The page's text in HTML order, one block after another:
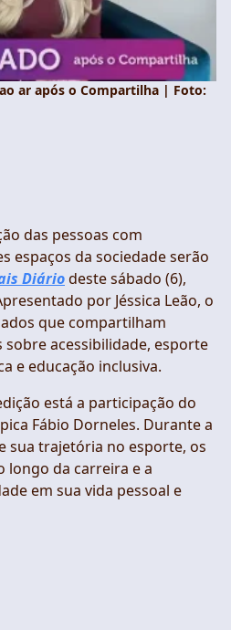
ar após o Compartilha | Foto:
das pessoas com
espaços da sociedade serão
Diáriodeste sábado (6),
por Jéssica Leão, o
que compartilham
sobre acessibilidade, esporte
e educação inclusiva.
está a participação do
Fábio Dorneles. Durante a
sua trajetória no esporte, os
longo da carreira e a
em sua vida pessoal e